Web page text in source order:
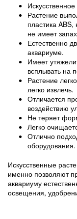
Растение
пластика
не имеет
Естественно
аквариуме.
Имеет
всплывать на
Растение
легко извлечь.
Отличается
воздействию
Не теряет
Легко
Отлично
оборудования.
Искусственные
именно позволяют
аквариуму
освещения,